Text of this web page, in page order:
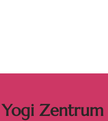
Yogi Zentrum